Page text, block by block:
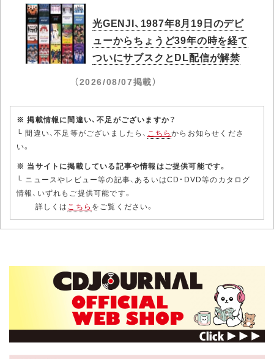
光GENJI、1987年8月19日のデビ
ューからちょうど39年の時を経て
ついにサブスクとDL配信が解禁
（2026/08/07掲載）
※ 掲載情報に間違い、不足がございますか？
└ 間違い、不足等がございましたら、 こちらからお知らせくださ
い。
※ 当サイトに掲載している記事や情報はご提供可能です。
└ ニュースやレビュー等の記事、あるいはCD・DVD等のカタログ
情報、いずれもご提供可能です。
詳しくはこちら をご覧ください。